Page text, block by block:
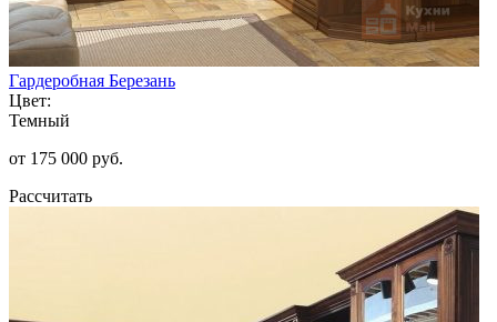
Гардеробная Березань
Цвет:
Темный
от 175 000 руб.
Рассчитать